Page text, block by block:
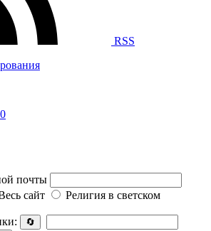
RSS
почты
сайт
Религия в светском
🔄